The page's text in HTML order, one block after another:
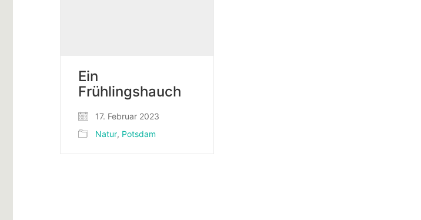
Ein
Frühlingshauch
17. Februar 2023
Natur, Potsdam